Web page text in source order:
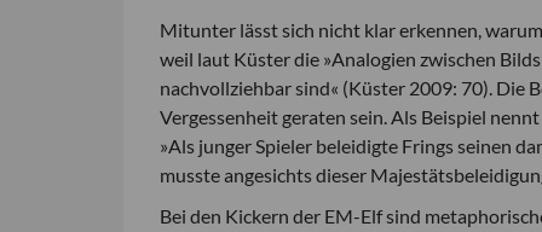
Mitunter lässt sich nicht klar erkennen,
weil laut Küster die »Analogien zwischen
nachvollziehbar sind« (Küster 2009: 70). Die
Vergessenheit geraten sein. Als Beispiel
»Als junger Spieler beleidigte Frings seinen
musste angesichts dieser
Bei den Kickern der EM-Elf sind